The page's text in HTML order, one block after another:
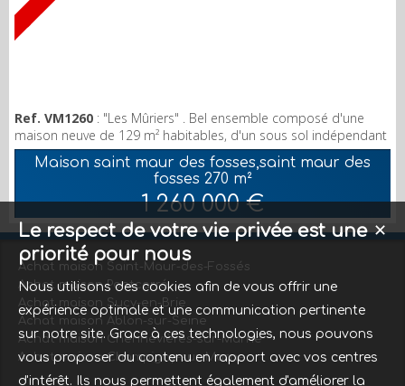
Ref. VM1260 : "Les Mûriers" . Bel ensemble composé d'une
maison neuve de 129 m² habitables, d'un sous sol indépendant
de 48 m², d'un vaste hangar de 97 m² pouvant recevoir un
étage supplémentaire car grande HSP et d'un T2de 44 m².
parcelle de 478 m². Accès camions. Proche commerces
,transports, écoles.
Maison saint maur des fosses,saint maur des
fosses 270 m²
1 260 000 €
Achat maison Saint-Maur-des-Fossés
Achat maison Pontcarré
Achat maison Sucy-en-Brie
Achat maison Ablon-sur-Seine
Achat maison Chennevières-sur-Marne
Achat maison Champigny-sur-Marne
✕
Le respect de votre vie privée est une
priorité pour nous
Nous utilisons des cookies afin de vous offrir une
expérience optimale et une communication pertinente
sur notre site. Grace à ces technologies, nous pouvons
vous proposer du contenu en rapport avec vos centres
d'intérêt. Ils nous permettent également d'améliorer la